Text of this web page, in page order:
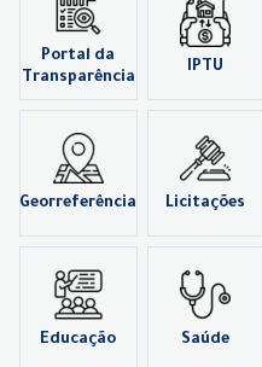
Portal da
Transparência
IPTU
Georreferência Licitações
Educação Saúde